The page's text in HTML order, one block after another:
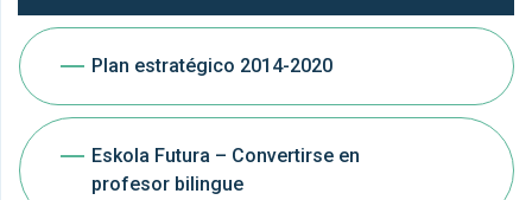
Plan estratégico 2014-2020
Eskola Futura – Convertirse en
profesor bilingue